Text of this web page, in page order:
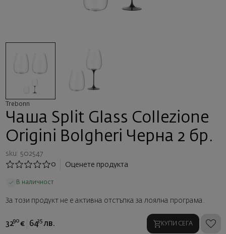
Trebonn
Чаша Split Glass Collezione
Origini Bolgheri Черна 2 бр.
sku: 502547
0
Оценете продукта
В наличност
За този продукт не е активна отстъпка за лоялна програма.
3290 € 6435 лв. КУПИ СЕГА